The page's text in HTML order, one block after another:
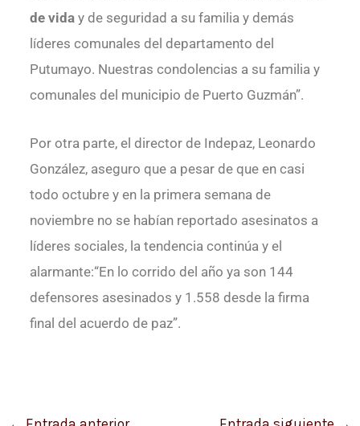
de viday de seguridad a su familia y demás
líderes comunales del departamento del
Putumayo. Nuestras condolencias a su familia y
comunales del municipio de Puerto Guzmán”.
Por otra parte, el director de Indepaz, Leonardo
González, aseguro que a pesar de que en casi
todo octubre y en la primera semana de
noviembre no se habían reportado asesinatos a
líderes sociales, la tendencia continúa y el
alarmante:“En lo corrido del año ya son 144
defensores asesinados y 1.558 desde la firma
final del acuerdo de paz”.